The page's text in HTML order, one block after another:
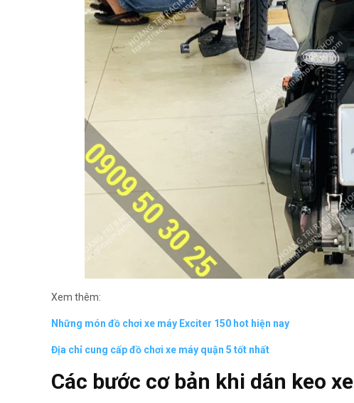
Xem thêm:
Những món đồ chơi xe máy Exciter 150 hot hiện nay
Địa chỉ cung cấp đồ chơi xe máy quận 5 tốt nhất
Các bước cơ bản khi dán keo xe